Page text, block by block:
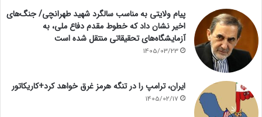
پیام ولایتی به مناسب سالگرد شهید طهرانچی/ جنگ‌های
اخیر نشان داد که خطوط مقدم دفاع ملی، به
آزمایشگاه‌های تحقیقاتی منتقل شده است
1405/03/23
ایران، ترامپ را در تنگه هرمز غرق خواهد کرد+کاریکاتور
1405/02/17